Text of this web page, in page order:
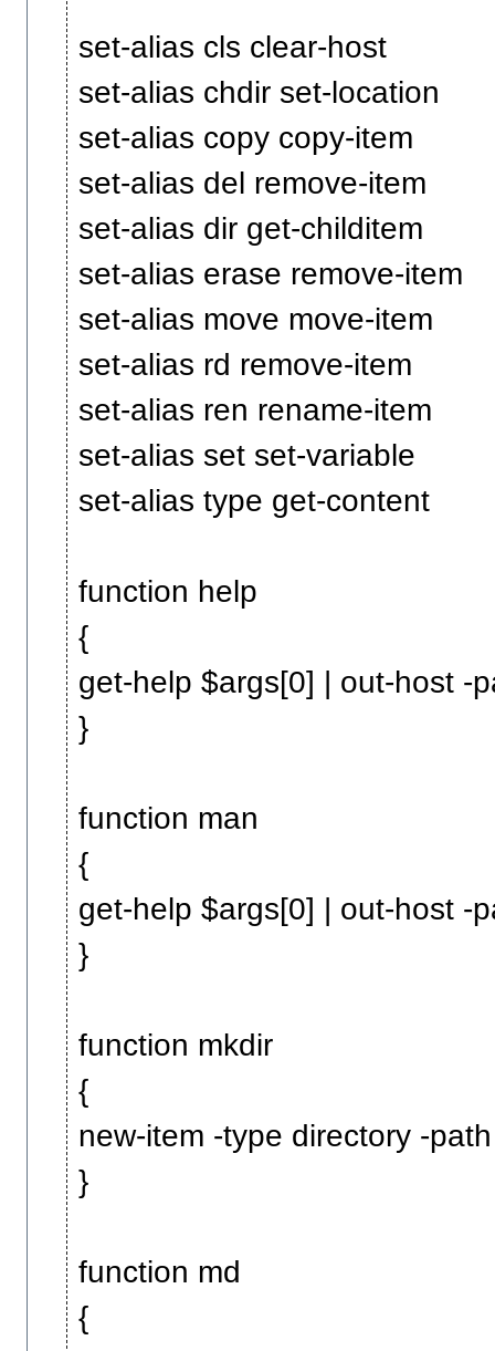
set-alias cls clear-host
set-alias chdir set-location
set-alias copy copy-item
set-alias del remove-item
set-alias dir get-childitem
set-alias erase remove-item
set-alias move move-item
set-alias rd remove-item
set-alias ren rename-item
set-alias set set-variable
set-alias type get-content
function help
{
get-help $args[0] | out-host -
}
function man
{
get-help $args[0] | out-host -
}
function mkdir
{
new-item -type directory -
}
function md
{